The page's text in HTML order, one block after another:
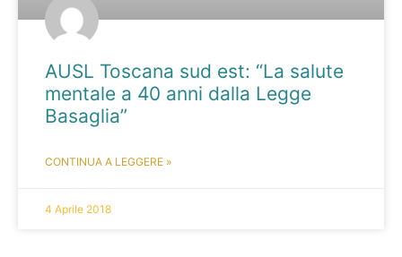
AUSL Toscana sud est: “La salute
mentale a 40 anni dalla Legge
Basaglia”
CONTINUA A LEGGERE »
4 Aprile 2018